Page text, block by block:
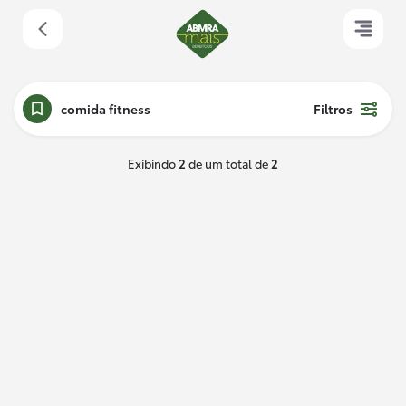
comida fitness Filtros
Exibindo2 de um total de2